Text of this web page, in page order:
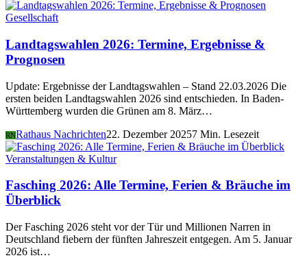
Gesellschaft
Landtagswahlen 2026: Termine, Ergebnisse &
Prognosen
Update: Ergebnisse der Landtagswahlen – Stand 22.03.2026 Die
ersten beiden Landtagswahlen 2026 sind entschieden. In Baden-
Württemberg wurden die Grünen am 8. März…
RNRathaus Nachrichten22. Dezember 20257 Min. Lesezeit
Veranstaltungen & Kultur
Fasching 2026: Alle Termine, Ferien & Bräuche im
Überblick
Der Fasching 2026 steht vor der Tür und Millionen Narren in
Deutschland fiebern der fünften Jahreszeit entgegen. Am 5. Januar
2026 ist…